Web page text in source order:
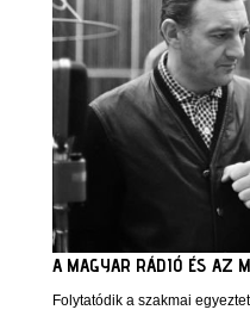
A MAGYAR RÁDIÓ ÉS AZ
Folytatódik a szakmai